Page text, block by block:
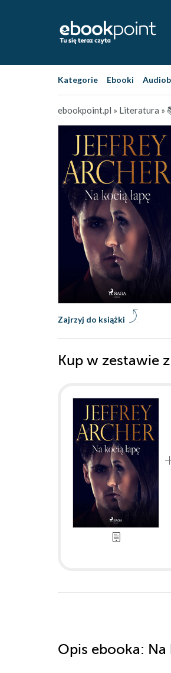
Kategorie Ebooki
ebookpoint.pl » Literatura »
Zajrzyj do książki
Kup w zestawie
Opis ebooka: Na